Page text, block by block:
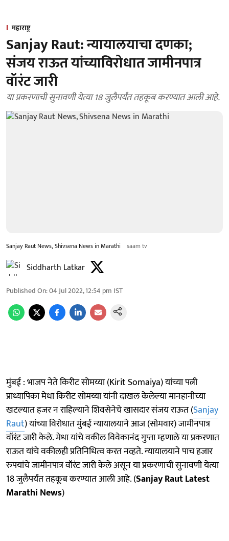
महाराष्ट्र
Sanjay Raut: न्यायालयाचा दणका;
संजय राऊत यांच्याविरोधात जामीनपात्र
वॉरंट जारी
या प्रकरणाची सुनावणी येत्या 18 जुलैपर्यंत तहकूब करण्यात आली आहे.
Sanjay Raut News, Shivsena News in Marathi saam tv
Siddharth Latkar
Published On:04 Jul 2022, 12:54 pm IST
मुंबई : भाजप नेते किरीट सोमय्या (Kirit Somaiya) यांच्या पत्नी
प्राध्यापिका मेधा किरीट सोमय्या यांनी दाखल केलेल्या मानहानीच्या
खटल्यात हजर न राहिल्याने शिवसेनेचे खासदार संजय राऊत (Sanjay
Raut) यांच्या विरोधात मुंबई न्यायालयाने आज (सोमवार) जामीनपात्र
वॉरंट जारी केले. मेधा यांचे वकील विवेकानंद गुप्ता म्हणाले या प्रकरणात
राऊत यांचे वकीलही प्रतिनिधित्व करत नव्हते. न्यायालयाने पाच हजार
रुपयांचे जामीनपात्र वॉरंट जारी केले असून या प्रकरणाची सुनावणी येत्या
18 जुलैपर्यंत तहकूब करण्यात आली आहे. (Sanjay Raut Latest
Marathi News)